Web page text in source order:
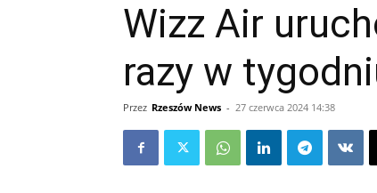
Wizz Air
razy w
Przez Rzeszów News - 27 czerwca 2024 14:38